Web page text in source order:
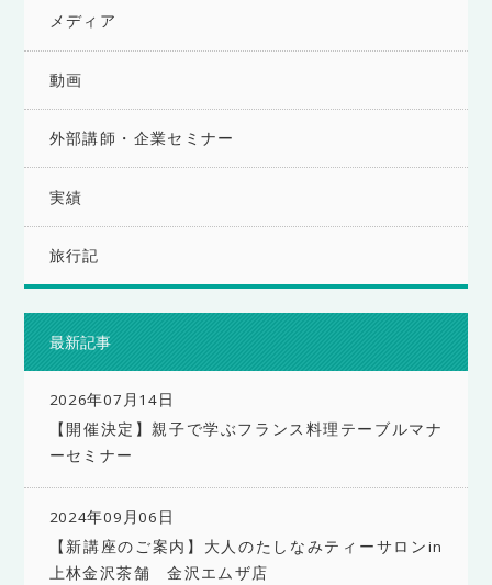
メディア
動画
外部講師・企業セミナー
実績
旅行記
最新記事
2026年07月14日
【開催決定】親子で学ぶフランス料理テーブルマナ
ーセミナー
2024年09月06日
【新講座のご案内】大人のたしなみティーサロンin
上林金沢茶舗 金沢エムザ店